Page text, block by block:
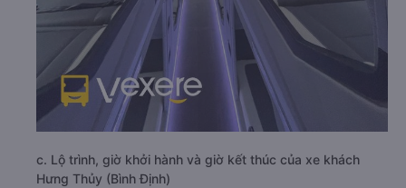
c. Lộ trình, giờ khởi hành và giờ kết thúc của xe khách
Hưng Thủy (Bình Định)